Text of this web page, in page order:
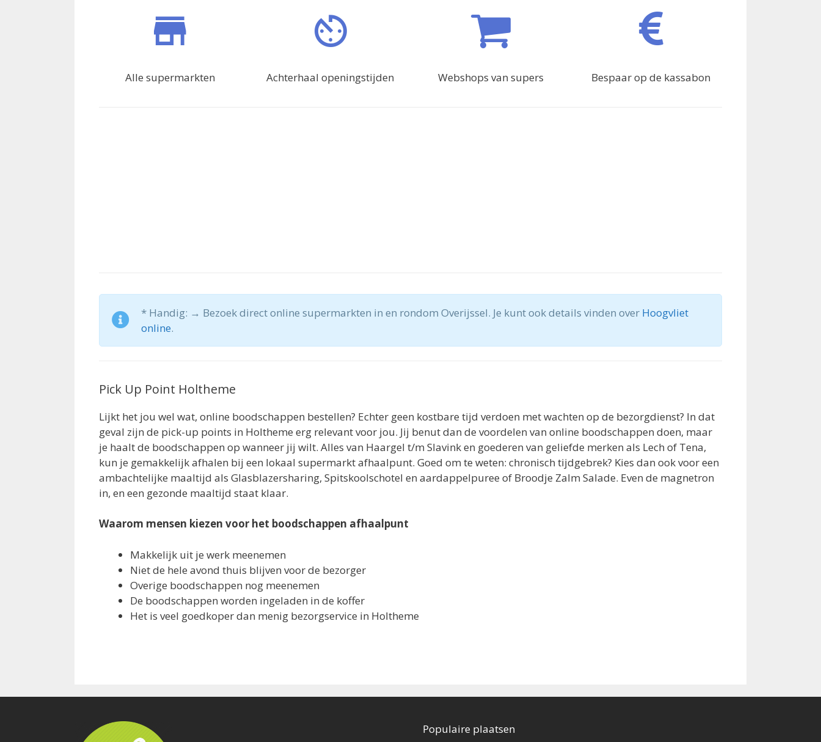
Alle supermarkten Achterhaal openingstijden Webshops van supers Bespaar op de kassabon
* Handig: → Bezoek direct online supermarkten in en rondom Overijssel. Je kunt ook details vinden over Hoogvliet
online.
Pick Up Point Holtheme
Lijkt het jou wel wat, online boodschappen bestellen? Echter geen kostbare tijd verdoen met wachten op de bezorgdienst? In dat
geval zijn de pick-up points in Holtheme erg relevant voor jou. Jij benut dan de voordelen van online boodschappen doen, maar
je haalt de boodschappen op wanneer jij wilt. Alles van Haargel t/m Slavink en goederen van geliefde merken als Lech of Tena,
kun je gemakkelijk afhalen bij een lokaal supermarkt afhaalpunt. Goed om te weten: chronisch tijdgebrek? Kies dan ook voor een
ambachtelijke maaltijd als Glasblazersharing, Spitskoolschotel en aardappelpuree of Broodje Zalm Salade. Even de magnetron
in, en een gezonde maaltijd staat klaar.
Waarom mensen kiezen voor het boodschappen afhaalpunt
Makkelijk uit je werk meenemen
Niet de hele avond thuis blijven voor de bezorger
Overige boodschappen nog meenemen
De boodschappen worden ingeladen in de koffer
Het is veel goedkoper dan menig bezorgservice in Holtheme
Populaire plaatsen